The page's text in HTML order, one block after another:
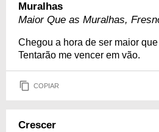
Muralhas
Maior Que as Muralhas,
Chegou a hora de ser maior
Tentarão me vencer em vão.
COPIAR
Crescer